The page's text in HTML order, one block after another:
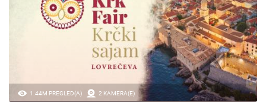
1.44M PREGLED(A) 2 KAMERA(E)